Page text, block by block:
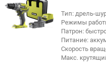
Тип: дрель-
Режимы
Патрон:
Питание:
Скорость
Макс.